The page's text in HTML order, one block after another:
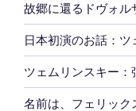
故郷に還るドヴォル
日本初演のお話：
ツェムリンスキー：
名前は、フェリック